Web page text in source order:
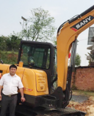
胡文剑